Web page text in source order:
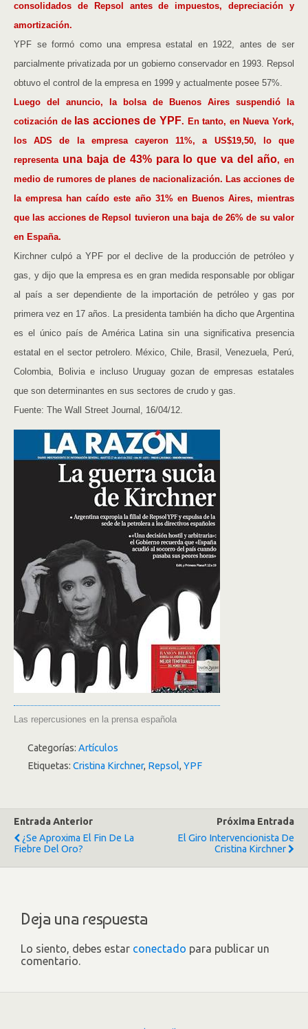
consolidados de Repsol antes de impuestos, depreciación y
amortización.
YPF se formó como una empresa estatal en 1922, antes de ser
parcialmente privatizada por un gobierno conservador en 1993. Repsol
obtuvo el control de la empresa en 1999 y actualmente posee 57%.
Luego del anuncio, la bolsa de Buenos Aires suspendió la
cotización de las acciones de YPF. En tanto, en Nueva York,
los ADS de la empresa cayeron 11%, a US$19,50, lo que
representa una baja de 43% para lo que va del año, en
medio de rumores de planes de nacionalización. Las acciones de
la empresa han caído este año 31% en Buenos Aires, mientras
que las acciones de Repsol tuvieron una baja de 26% de su valor
en España.
Kirchner culpó a YPF por el declive de la producción de petróleo y
gas, y dijo que la empresa es en gran medida responsable por obligar
al país a ser dependiente de la importación de petróleo y gas por
primera vez en 17 años. La presidenta también ha dicho que Argentina
es el único país de América Latina sin una significativa presencia
estatal en el sector petrolero. México, Chile, Brasil, Venezuela, Perú,
Colombia, Bolivia e incluso Uruguay gozan de empresas estatales
que son determinantes en sus sectores de crudo y gas.
Fuente: The Wall Street Journal, 16/04/12.
Las repercusiones en la prensa española
Categorías: Artículos
Etiquetas: Cristina Kirchner, Repsol, YPF
Entrada Anterior
¿Se Aproxima El Fin De La
Fiebre Del Oro?
Próxima Entrada
El Giro Intervencionista De
Cristina Kirchner
Deja una respuesta
Lo siento, debes estar conectado para publicar un
comentario.